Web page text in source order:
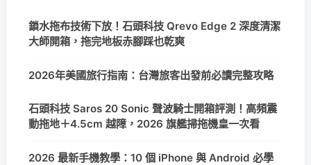
鎖水拖布技術下放！石頭科技 Qrevo Edge 2 深度清潔
大師開箱，拖完地板赤腳踩也乾爽
2026年美國旅行指南：台灣旅客出發前必讀完整攻略
石頭科技 Saros 20 Sonic 聲波騎士開箱評測！高頻震
動拖地＋4.5cm 越障，2026 旗艦掃拖機皇一次看
2026 最新手機教學：10 個 iPhone 與 Android 必學